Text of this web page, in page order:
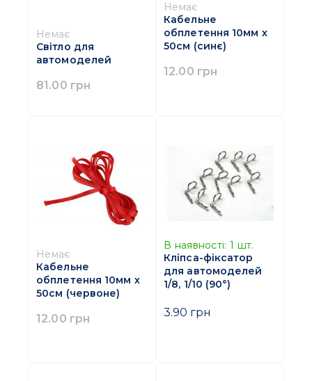
Немає
Світло для
автомоделей
81.00 грн
Немає
Кабельне
обплетення 10мм х
50см (синє)
12.00 грн
Немає
Кабельне
обплетення 10мм х
50см (червоне)
12.00 грн
В наявності: 1 шт.
Кліпса-фіксатор
для автомоделей
1/8, 1/10 (90°)
3.90 грн